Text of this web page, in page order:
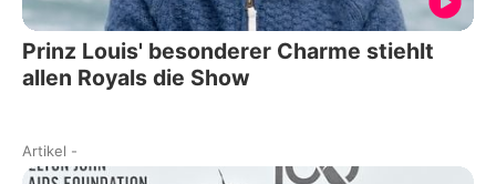
Prinz Louis' besonderer Charme stiehlt
allen Royals die Show
Artikel -